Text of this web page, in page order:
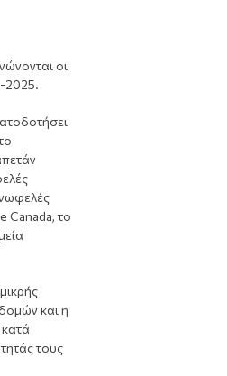
οι
2025.
Canada, το
και η
τους